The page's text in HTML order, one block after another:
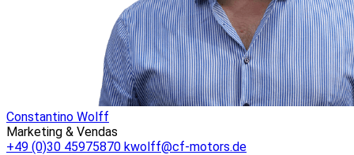
Constantino Wolff
Marketing & Vendas
+49 (0)30 45975870 kwolff@cf-motors.de